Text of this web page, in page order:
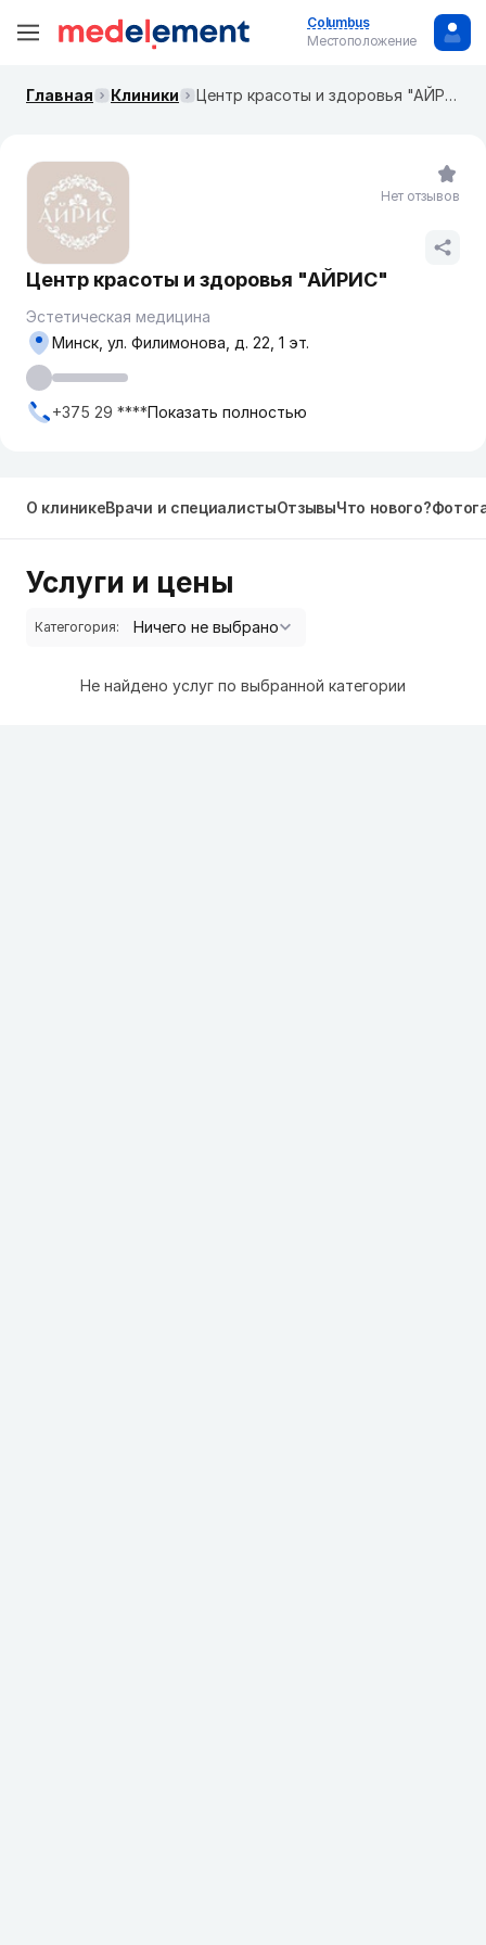
Columbus
Местоположение
Главная Клиники Центр красоты и здоровья "АЙРИС"
Центр красоты и здоровья "АЙРИС"
Эстетическая медицина
Минск, ул. Филимонова, д. 22, 1 эт.
+375 29 ****Показать полностью
Нет отзывов
О клиникеВрачи и специалистыОтзывыЧто нового?
Услуги и цены
Категогория:
Не найдено услуг по выбранной категории